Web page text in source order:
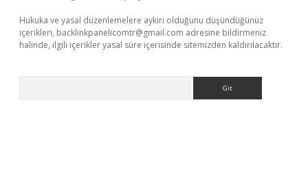
Hukuka ve yasal düzenlemelere aykırı olduğunu düşündüğünüz
içerikleri, backlinkpanelicomtr@gmail.com adresine bildirmeniz
halinde, ilgili içerikler yasal süre içerisinde sitemizden kaldırılacaktır.